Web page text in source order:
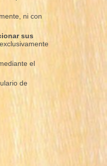
ni con
sus
el
de